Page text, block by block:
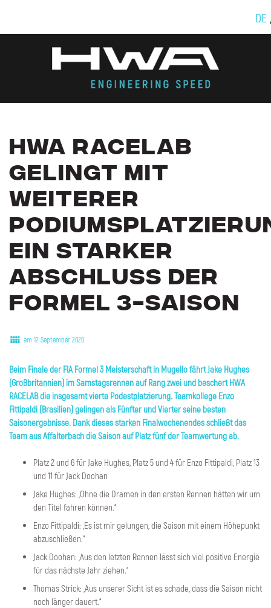
DE
HWA RACELAB
GELINGT MIT
WEITERER
EIN STARKER
ABSCHLUSS DER
FORMEL 3-SAISON
am 12 September 2020
Beim Finale der FIA Formel 3 Meisterschaft in Mugello fährt Jake Hughes
(Großbritannien) im Samstagsrennen auf Rang zwei und beschert HWA
RACELAB die insgesamt vierte Podestplatzierung. Teamkollege Enzo
Fittipaldi (Brasilien) gelingen als Fünfter und Vierter seine besten
Saisonergebnisse. Dank dieses starken Finalwochenendes schließt das
Team aus Affalterbach die Saison auf Platz fünf der Teamwertung ab.
Platz 2 und 6 für Jake Hughes, Platz 5 und 4 für Enzo Fittipaldi, Platz 13
und 11 für Jack Doohan
Jake Hughes: „Ohne die Dramen in den ersten Rennen hätten wir um
den Titel fahren können.“
Enzo Fittipaldi: „Es ist mir gelungen, die Saison mit einem Höhepunkt
abzuschließen.“
Jack Doohan: „Aus den letzten Rennen lässt sich viel positive Energie
für das nächste Jahr ziehen.“
Thomas Strick: „Aus unserer Sicht ist es schade, dass die Saison nicht
noch länger dauert.“